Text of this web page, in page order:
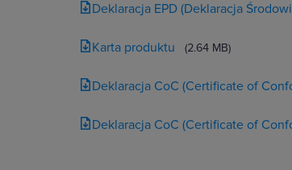
Deklaracja EPD (Deklaracja
Karta produktu (2.64 MB)
Deklaracja CoC (Certificate of
Deklaracja CoC (Certificate of